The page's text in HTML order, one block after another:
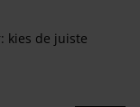
kies de juiste